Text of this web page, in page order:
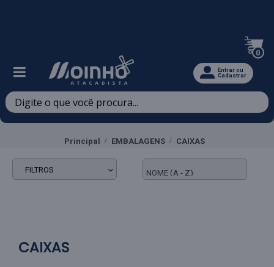
0
Entrar ou
Cadastrar
Principal EMBALAGENS CAIXAS
FILTROS
CAIXAS